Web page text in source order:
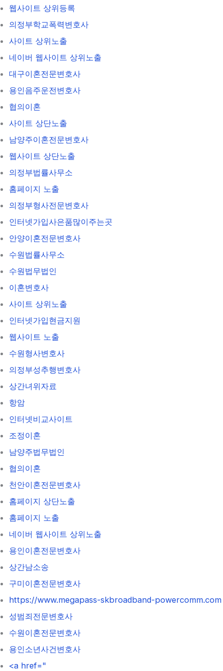
웹사이트 상위등록
의정부학교폭력변호사
사이트 상위노출
네이버 웹사이트 상위노출
대구이혼전문변호사
용인음주운전변호사
협의이혼
사이트 상단노출
남양주이혼전문변호사
웹사이트 상단노출
의정부법률사무소
홈페이지 노출
의정부형사전문변호사
인터넷가입사은품많이주는곳
안양이혼전문변호사
수원법률사무소
수원법무법인
이혼변호사
사이트 상위노출
인터넷가입현금지원
웹사이트 노출
수원형사변호사
의정부성추행변호사
상간녀위자료
항암
인터넷비교사이트
조정이혼
남양주법무법인
협의이혼
천안이혼전문변호사
홈페이지 상단노출
홈페이지 노출
네이버 웹사이트 상위노출
용인이혼전문변호사
상간남소송
구미이혼전문변호사
https://www.megapass-skbroadband-powercomm.com
성범죄전문변호사
수원이혼전문변호사
용인소년사건변호사
<a href="